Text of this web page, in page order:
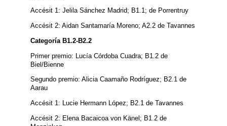
Accésit 1: Jelila Sánchez Madrid; B1.1; de Porrentruy
Accésit 2: Aidan Santamaría Moreno; A2.2 de Tavannes
Categoría B1.2-B2.2
Primer premio: Lucía Córdoba Cuadra; B1.2 de
Biel/Bienne
Segundo premio: Alicia Caamaño Rodríguez; B2.1 de
Aarau
Accésit 1: Lucie Hermann López; B2.1 de Tavannes
Accésit 2: Elena Bacaicoa von Känel; B1.2 de